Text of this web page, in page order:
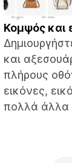
Κομψός και
και
πλήρους
εικόνες,
πολλά άλλα